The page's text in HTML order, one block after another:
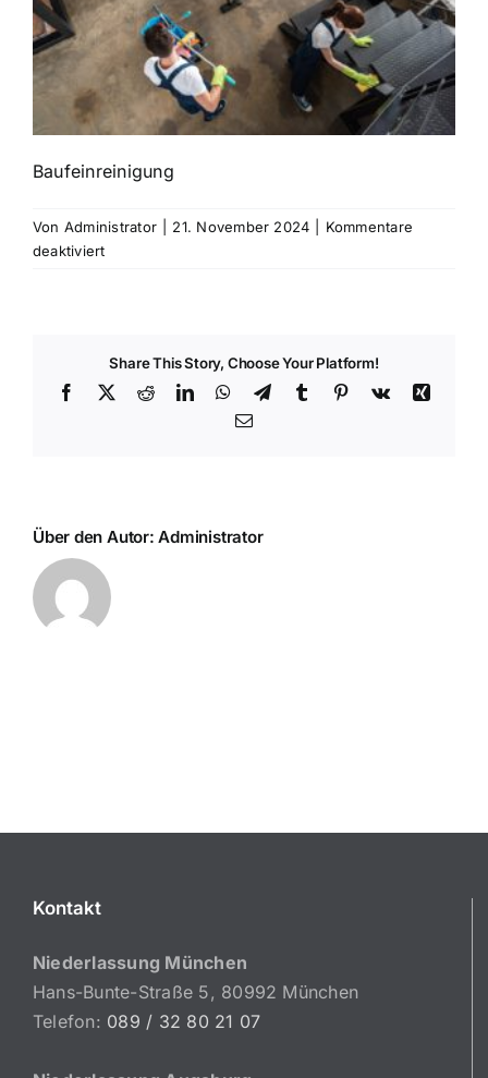
Baufeinreinigung
Von Administrator 21. November 2024
Kommentare
deaktiviertfür
Share This Story, Choose Your Platform!
Facebook
X RedditLinkedInWhatsApp
TelegramTumblr Pinterest
Vk
Xing
E-
Über den Autor:Administrator
Kontakt
Niederlassung München
Hans-Bunte-Straße 5, 80992 München
Telefon: 089 / 32 80 21 07